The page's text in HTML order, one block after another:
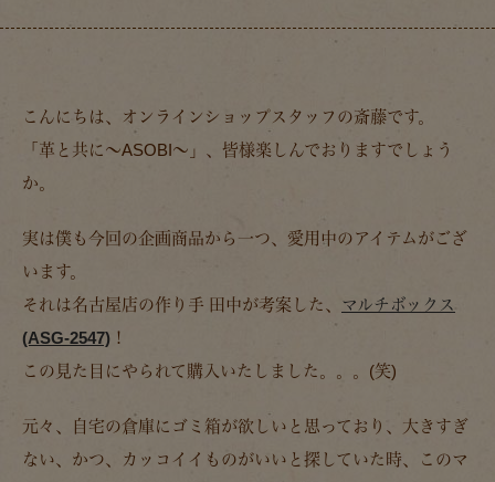
こんにちは、オンラインショップスタッフの斎藤です。
「革と共に～ASOBI～」、皆様楽しんでおりますでしょう
か。
実は僕も今回の企画商品から一つ、愛用中のアイテムがござ
います。
それは名古屋店の作り手 田中が考案した、 マルチボックス
(ASG-2547) ！
この見た目にやられて購入いたしました。。。(笑)
元々、自宅の倉庫にゴミ箱が欲しいと思っており、大きすぎ
ない、かつ、カッコイイものがいいと探していた時、このマ